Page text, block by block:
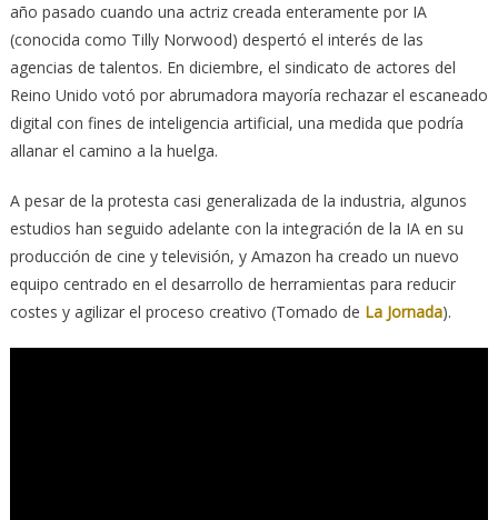
año pasado cuando una actriz creada enteramente por IA
(conocida como Tilly Norwood) despertó el interés de las
agencias de talentos. En diciembre, el sindicato de actores del
Reino Unido votó por abrumadora mayoría rechazar el escaneado
digital con fines de inteligencia artificial, una medida que podría
allanar el camino a la huelga.
A pesar de la protesta casi generalizada de la industria, algunos
estudios han seguido adelante con la integración de la IA en su
producción de cine y televisión, y Amazon ha creado un nuevo
equipo centrado en el desarrollo de herramientas para reducir
costes y agilizar el proceso creativo (Tomado de La Jornada).